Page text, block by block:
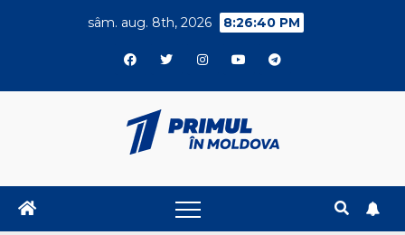
sâm. aug. 8th, 2026 8:26:40 PM